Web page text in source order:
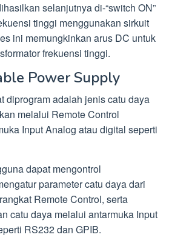
selanjutnya di-“switch ON”
tinggi menggunakan sirkuit
ini memungkinkan arus DC untuk
frekuensi tinggi.
Power Supply
diprogram adalah jenis catu daya
melalui Remote Control
Input Analog atau digital seperti
dapat mengontrol
parameter catu daya dari
Remote Control, serta
catu daya melalui antarmuka Input
RS232 dan GPIB.